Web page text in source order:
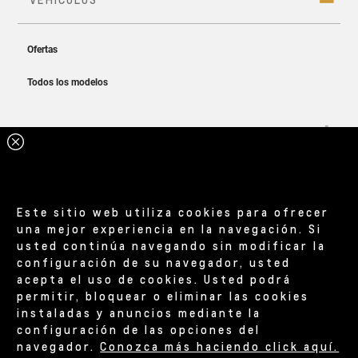
Asientos para que viajes más cómodo
Este sitio web utiliza cookies para ofrecer
una mejor experiencia en la navegación. Si
usted continúa navegando sin modificar la
configuración de su navegador, usted
acepta el uso de cookies. Usted podrá
permitir, bloquear o eliminar las cookies
instaladas y anuncios mediante la
configuración de las opciones del
navegador.Conozca más haciendo click aquí.